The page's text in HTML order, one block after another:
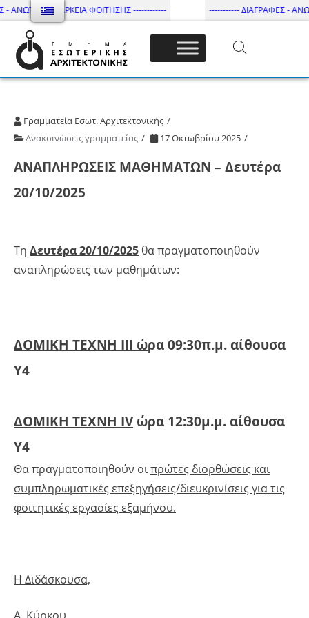
ΑΝΩΤΑΤΗ ΔΙΑΡΚΕΙΑ ΦΟΙΤΗΣΗΣ ------------ ----------- ΔΙΑΓΡΑΦΕΣ -
Τμήμα Εσωτ. Αρχιτεκτονικής – ΔΙ.ΠΑ.Ε
Γραμματεία Εσωτ. Αρχιτεκτονικής
Ανακοινώσεις γραμματείας
17 Οκτωβρίου 2025
ΑΝΑΠΛΗΡΩΣΕΙΣ ΜΑΘΗΜΑΤΩΝ – Δευτέρα
20/10/2025
Τη Δευτέρα 20/10/2025 θα πραγματοποιηθούν
αναπληρώσεις των μαθημάτων:
ΔΟΜΙΚΗ ΤΕΧΝΗ ΙΙΙ ώρα 09:30π.μ. αίθουσα
Υ4
ΔΟΜΙΚΗ ΤΕΧΝΗ IV ώρα 12:30μ.μ. αίθουσα
Υ4
Θα πραγματοποιηθούν οιπρώτες διορθώσεις και
συμπληρωματικές επεξηγήσεις/διευκρινίσεις για τις
φοιτητικές εργασίες εξαμήνου.
Η Διδάσκουσα,